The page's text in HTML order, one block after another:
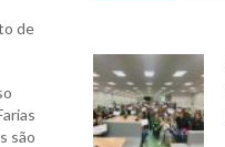
de
são